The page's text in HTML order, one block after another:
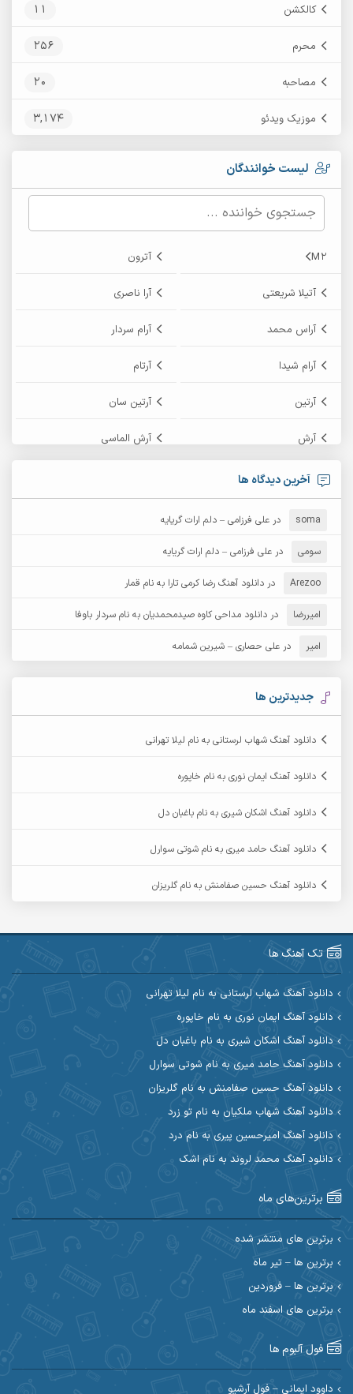
کالکشن 11
محرم 256
مصاحبه 20
موزیک ویدئو 3,174
لیست خوانندگان
M2 آترون
آتیلا شریعتی آرا ناصری
آراس محمد آرام سردار
آرام شیدا آرتام
آرتین آرتین سان
آرش آرش الماسی
آرش امامی
آرش عثمان
آرش مبهم آرش مستشیری
آرش مهرابی آرش نظری
آرشام
آرکاداش
آرین صیادی
آرین مریدی
آوات بوکانی
آیت احمدنژاد
ابراهیم شمس ابوالحسن جاویدان
ابی حسینی
احسان آیینفر
احسان امیدوار
احسان حیدری احسان دریادل
احسان رمضانی احسان علیانی
احسان کریمی احسان کمری
احسان مرادیان احمد اسلامی
احمد بیرانوند
آخرین دیدگاه ها
soma در علی فرزامی – دلم ارات گریایه
سومی در علی فرزامی – دلم ارات گریایه
Arezoo در دانلود آهنگ رضا کرمی تارا به نام قمار
امیررضا در دانلود مداحی کاوه صیدمحمدیان به نام سردار باوفا
امیر در علی حصاری – شیرین شمامه
جدیدترین ها
دانلود آهنگ شهاب لرستانی به نام لیلا تهرانی
دانلود آهنگ ایمان نوری به نام خاپوره
دانلود آهنگ اشکان شیری به نام باغبان دل
دانلود آهنگ حامد میری به نام شوتی سوارل
دانلود آهنگ حسین صفامنش به نام گلریزان
تک آهنگ ها
دانلود آهنگ شهاب لرستانی به نام لیلا تهرانی
دانلود آهنگ ایمان نوری به نام خاپوره
دانلود آهنگ اشکان شیری به نام باغبان دل
دانلود آهنگ حامد میری به نام شوتی سوارل
دانلود آهنگ حسین صفامنش به نام گلریزان
دانلود آهنگ شهاب ملکیان به نام تو زرد
دانلود آهنگ امیرحسین پیری به نام درد
دانلود آهنگ محمد لروند به نام اشک
برترین‌های ماه
برترین های منتشر شده
برترین ها – تیر ماه
برترین ها – فروردین
برترین های اسفند ماه
فول آلبوم ها
داوود ایمانی – فول آرشیو